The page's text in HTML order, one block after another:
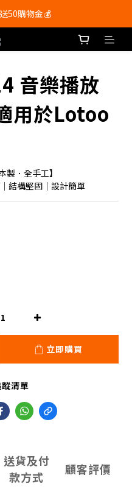
即享免運費🚚
50購物金💰
即享免運費🚚
音樂播放
用於Lotoo
製．全手工】
結構堅固｜設計簡單
立即購買
清單
送貨及付
款方式
顧客評價